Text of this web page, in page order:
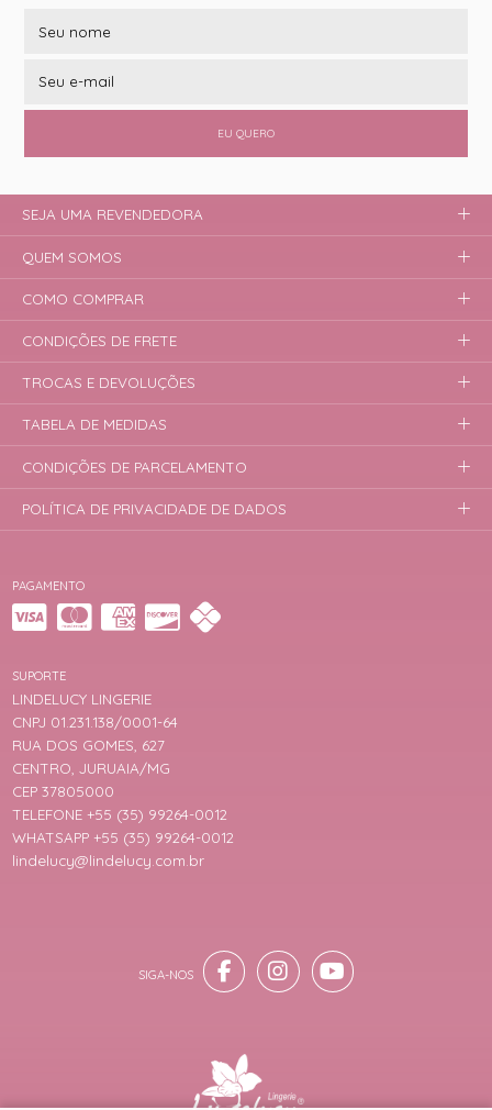
EU QUERO
PAGAMENTO
SUPORTE
LINDELUCY LINGERIE
CNPJ 01.231.138/0001-64
RUA DOS GOMES, 627
CENTRO, JURUAIA/MG
CEP 37805000
TELEFONE +55 (35) 99264-0012
WHATSAPP +55 (35) 99264-0012
lindelucy@lindelucy.com.br
SEJA UMA REVENDEDORA
QUEM SOMOS
COMO COMPRAR
CONDIÇÕES DE FRETE
TROCAS E DEVOLUÇÕES
TABELA DE MEDIDAS
CONDIÇÕES DE PARCELAMENTO
POLÍTICA DE PRIVACIDADE DE DADOS